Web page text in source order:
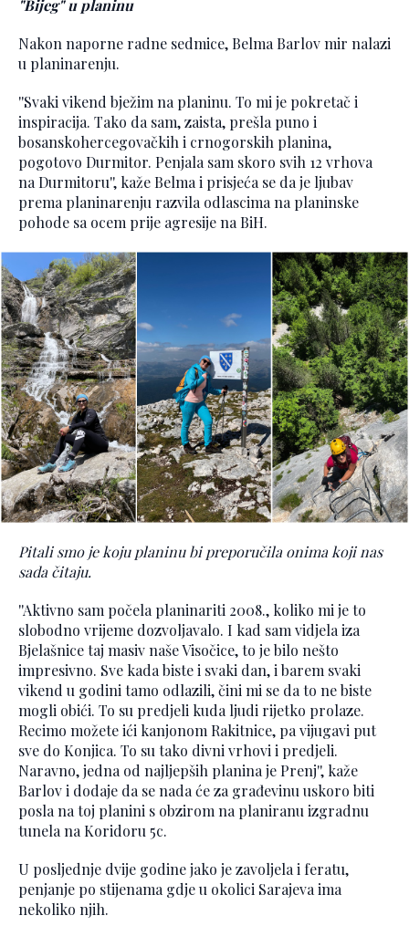
"Bijeg" u planinu
Nakon naporne radne sedmice, Belma Barlov mir nalazi
u planinarenju.
''Svaki vikend bježim na planinu. To mi je pokretač i
inspiracija. Tako da sam, zaista, prešla puno i
bosanskohercegovačkih i crnogorskih planina,
pogotovo Durmitor. Penjala sam skoro svih 12 vrhova
na Durmitoru'', kaže Belma i prisjeća se da je ljubav
prema planinarenju razvila odlascima na planinske
pohode sa ocem prije agresije na BiH.
Pitali smo je koju planinu bi preporučila onima koji nas
sada čitaju.
''Aktivno sam počela planinariti 2008., koliko mi je to
slobodno vrijeme dozvoljavalo. I kad sam vidjela iza
Bjelašnice taj masiv naše Visočice, to je bilo nešto
impresivno. Sve kada biste i svaki dan, i barem svaki
vikend u godini tamo odlazili, čini mi se da to ne biste
mogli obići. To su predjeli kuda ljudi rijetko prolaze.
Recimo možete ići kanjonom Rakitnice, pa vijugavi put
sve do Konjica. To su tako divni vrhovi i predjeli.
Naravno, jedna od najljepših planina je Prenj'', kaže
Barlov i dodaje da se nada će za građevinu uskoro biti
posla na toj planini s obzirom na planiranu izgradnu
tunela na Koridoru 5c.
U posljednje dvije godine jako je zavoljela i feratu,
penjanje po stijenama gdje u okolici Sarajeva ima
nekoliko njih.